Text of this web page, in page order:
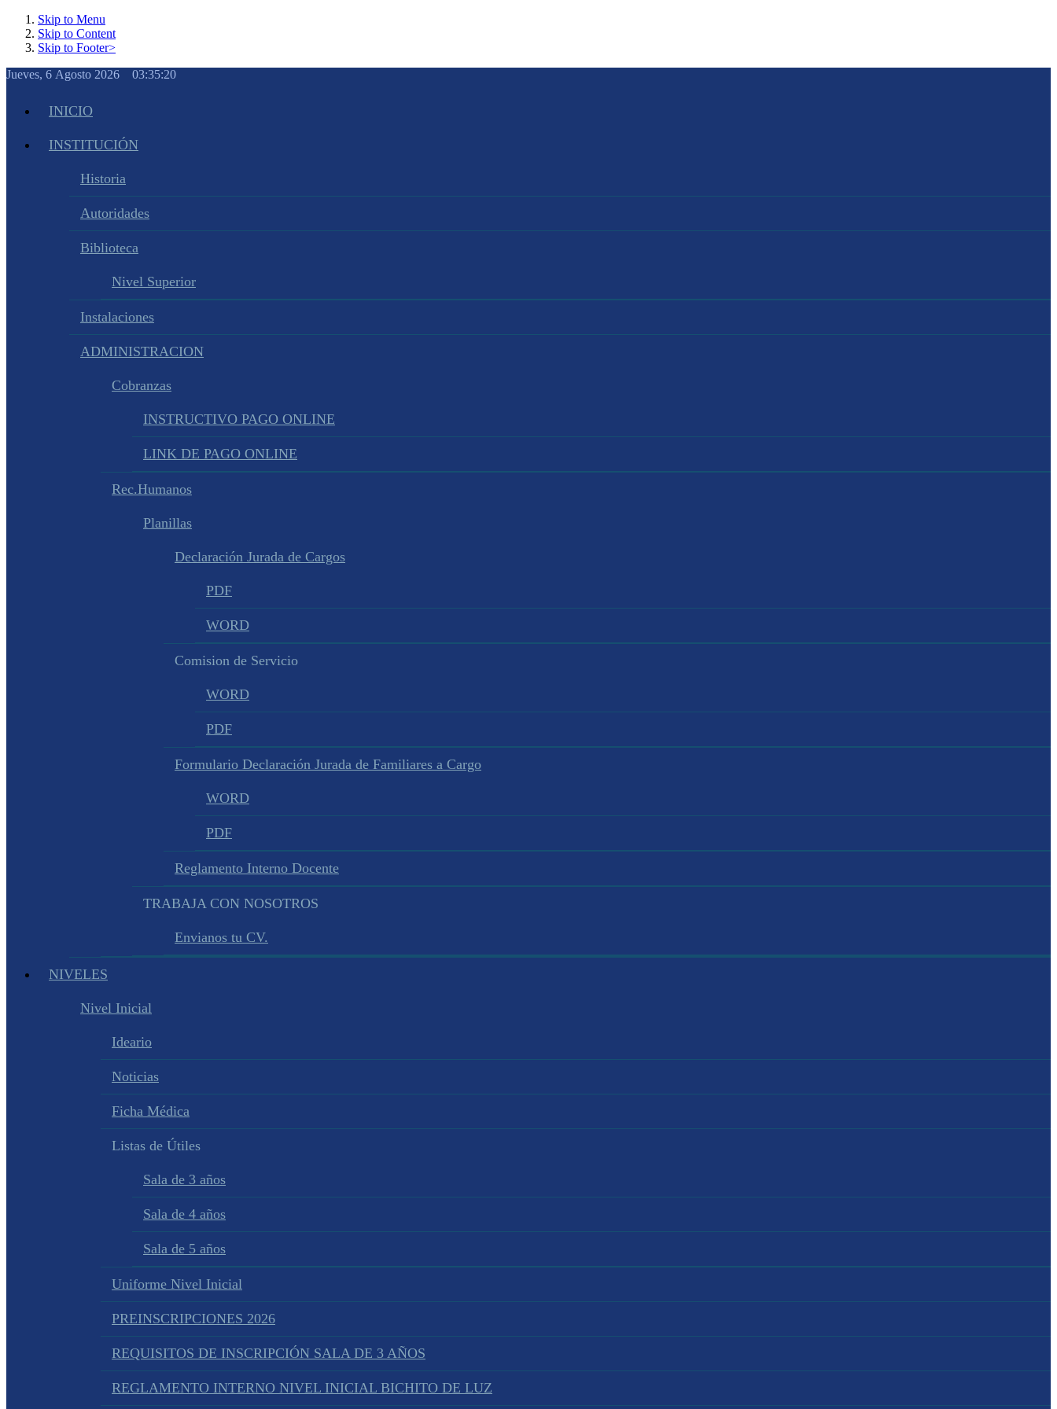
Skip to Menu
Skip to Content
Skip to Footer>
Jueves, 6 Agosto 2026 03:35:21
INICIO
INSTITUCIÓN
Historia
Autoridades
Biblioteca
Nivel Superior
Instalaciones
ADMINISTRACION
Cobranzas
INSTRUCTIVO PAGO ONLINE
LINK DE PAGO ONLINE
Rec.Humanos
Planillas
Declaración Jurada de Cargos
PDF
WORD
Comision de Servicio
WORD
PDF
Formulario Declaración Jurada de Familiares a Cargo
WORD
PDF
Reglamento Interno Docente
TRABAJA CON NOSOTROS
Envianos tu CV.
NIVELES
Nivel Inicial
Ideario
Noticias
Ficha Médica
Listas de Útiles
Sala de 3 años
Sala de 4 años
Sala de 5 años
Uniforme Nivel Inicial
PREINSCRIPCIONES 2026
REQUISITOS DE INSCRIPCIÓN SALA DE 3 AÑOS
REGLAMENTO INTERNO NIVEL INICIAL BICHITO DE LUZ